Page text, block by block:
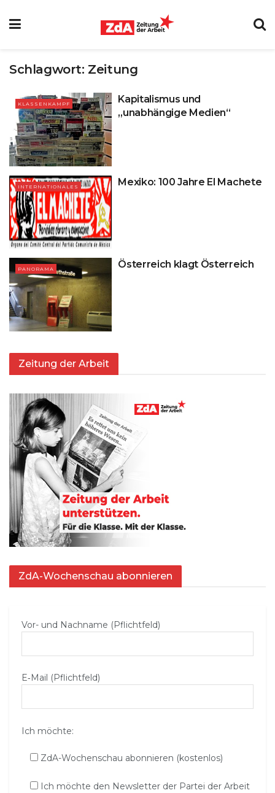
Schlagwort: Zeitung
KLASSENKAMPF
Kapitalismus und
„unabhängige Medien“
INTERNATIONALES Mexiko: 100 Jahre El Machete
PANORAMA Österreich klagt Österreich
Zeitung der Arbeit
ZdA-Wochenschau abonnieren
Vor- und Nachname (Pflichtfeld)
E‑Mail (Pflichtfeld)
Ich möchte:
ZdA-Wochenschau abonnieren (kostenlos)
Ich möchte den Newsletter der Partei der Arbeit